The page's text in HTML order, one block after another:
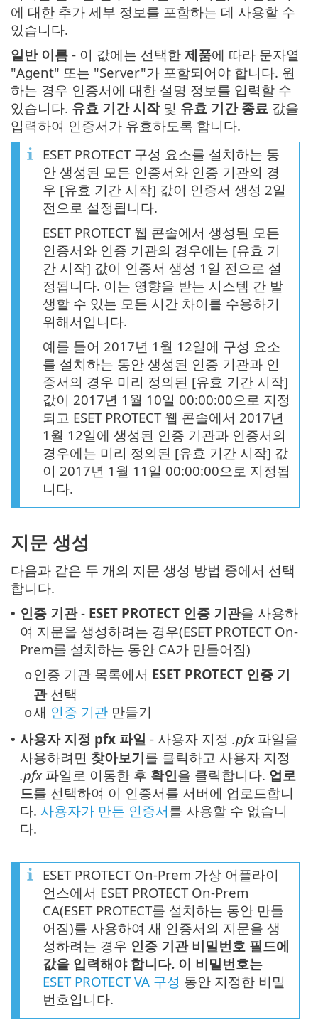
에 대한 추가 세부 정보를 포함하는 데 사용할 수
있습니다.
일반 이름 - 이 값에는 선택한 제품에 따라 문자열
"Agent" 또는 "Server"가 포함되어야 합니다. 원
하는 경우 인증서에 대한 설명 정보를 입력할 수
있습니다. 유효 기간 시작및 유효 기간 종료 값을
입력하여 인증서가 유효하도록 합니다.
ESET PROTECT 구성 요소를 설치하는 동
안 생성된 모든 인증서와 인증 기관의 경
우 [유효 기간 시작] 값이 인증서 생성 2일
전으로 설정됩니다.
ESET PROTECT 웹 콘솔에서 생성된 모든
인증서와 인증 기관의 경우에는 [유효 기
간 시작] 값이 인증서 생성 1일 전으로 설
정됩니다. 이는 영향을 받는 시스템 간 발
생할 수 있는 모든 시간 차이를 수용하기
위해서입니다.
예를 들어 2017년 1월 12일에 구성 요소
를 설치하는 동안 생성된 인증 기관과 인
증서의 경우 미리 정의된 [유효 기간 시작]
값이 2017년 1월 10일 00:00:00으로 지정
되고 ESET PROTECT 웹 콘솔에서 2017년
1월 12일에 생성된 인증 기관과 인증서의
경우에는 미리 정의된 [유효 기간 시작] 값
이 2017년 1월 11일 00:00:00으로 지정됩
니다.
지문 생성
다음과 같은 두 개의 지문 생성 방법 중에서 선택
합니다.
• 인증 기관- ESET PROTECT 인증 기관을 사용하
여 지문을 생성하려는 경우(ESET PROTECT On-
Prem를 설치하는 동안 CA가 만들어짐)
o인증 기관 목록에서 ESET PROTECT 인증 기
관선택
o새 인증 기관 만들기
• 사용자 지정 pfx 파일 - 사용자 지정 .pfx파일을
사용하려면 찾아보기를 클릭하고 사용자 지정
.pfx파일로 이동한 후 확인을 클릭합니다. 업로
드를 선택하여 이 인증서를 서버에 업로드합니
다. 사용자가 만든 인증서를 사용할 수 없습니
다.
ESET PROTECT On-Prem 가상 어플라이
언스에서 ESET PROTECT On-Prem
CA(ESET PROTECT를 설치하는 동안 만들
어짐)를 사용하여 새 인증서의 지문을 생
성하려는 경우 인증 기관 비밀번호 필드에
값을 입력해야 합니다. 이 비밀번호는
ESET PROTECT VA 구성 동안 지정한 비밀
번호입니다.